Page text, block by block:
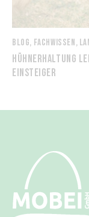
BLOG, FACHWISSEN,
HÜHNERHALTUNG
EINSTEIGER